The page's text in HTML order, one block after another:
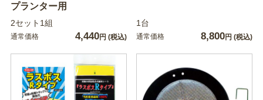
プランター用
2セット1組
通常価格 4,440円 (税込)
1台
通常価格 8,800円 (税込)